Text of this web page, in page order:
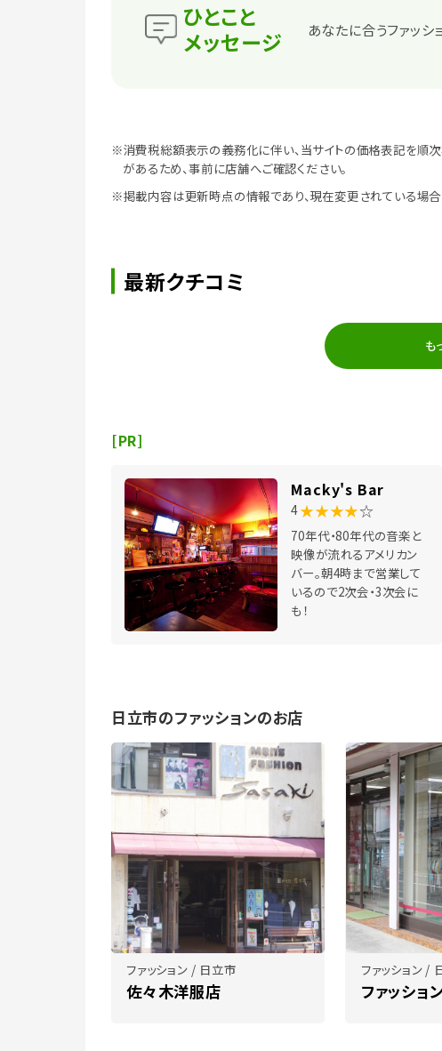
ひとこと
メッセージ
あなたに合うファッ
※消費税総額表示の義務化に伴い、当サイトの価格表記を順
があるため、事前に店舗へご確認ください。
※掲載内容は更新時点の情報であり、現在変更されている場合
最新クチコミ
も
[PR]
Macky's Bar
4★★★★☆
70年代・80年代の音楽と
映像が流れるアメリカン
バー。朝4時まで営業して
いるので2次会・3次会に
も！
日立市のファッションのお店
ファッション / 日立市
佐々木洋服店
ファッション /
ファッショ